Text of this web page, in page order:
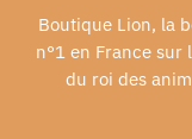
Boutique Lion, la
n°1 en France sur
du roi des